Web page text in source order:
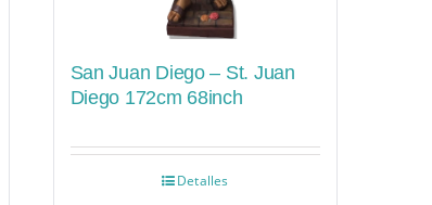
San Juan Diego – St. Juan
Diego 172cm 68inch
Detalles